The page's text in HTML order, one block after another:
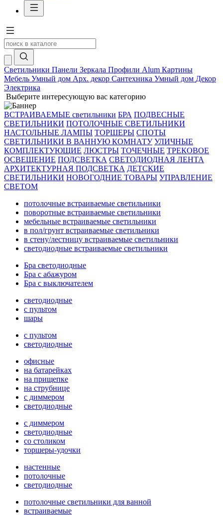
Светильники Панели Зеркала Профили Alum Картины
Мебель Умный дом Арх. декор Сантехника Умный дом Декор
Электрика
Выберите интересующую вас категорию
ВСТРАИВАЕМЫЕ светильники БРА ПОДВЕСНЫЕ
СВЕТИЛЬНИКИ ПОТОЛОЧНЫЕ СВЕТИЛЬНИКИ
НАСТОЛЬНЫЕ ЛАМПЫ ТОРШЕРЫ СПОТЫ
СВЕТИЛЬНИКИ В ВАННУЮ КОМНАТУ УЛИЧНЫЕ
КОМПЛЕКТУЮЩИЕ ЛЮСТРЫ ТОЧЕЧНЫЕ ТРЕКОВОЕ
ОСВЕЩЕНИЕ ПОДСВЕТКА СВЕТОДИОДНАЯ ЛЕНТА
АРХИТЕКТУРНАЯ ПОДСВЕТКА ДЕТСКИЕ
СВЕТИЛЬНИКИ НОВОГОДНИЕ ТОВАРЫ УПРАВЛЕНИЕ
СВЕТОМ
потолочные встраиваемые светильники
поворотные встраиваемые светильники
мебельные встраиваемые светильники
в пол/грунт встраиваемые светильники
в стену/лестницу встраиваемые светильники
светодиодные встраиваемые светильники
Бра светодиодные
Бра с абажуром
Бра с выключателем
светодиодные
с пультом
шары
с пультом
светодиодные
офисные
на батарейках
на прищепке
на струбнице
с диммером
светодиодные
с диммером
светодиодные
со столиком
торшеры-удочки
настенные
потолочные
светодиодные
потолочные светильники для ванной
встраиваемые